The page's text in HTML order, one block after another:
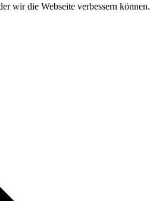
wir die Webseite verbessern können.